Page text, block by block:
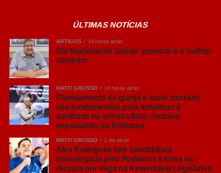
ÚLTIMAS NOTÍCIAS
ARTIGOS 14 horas atrás
Dia Nacional da Saúde: prevenir é o melhor
caminho
MATO GROSSO 14 horas atrás
Planejamento da granja e vazio sanitário
são fundamentais para fortalecer a
sanidade na suinocultura, destaca
especialista da Embrapa
MATO GROSSO 1 dia atrás
Alex Rodrigues tem candidatura
homologada pelo Podemos e entra na
disputa por vaga na Assembleia Legislativa